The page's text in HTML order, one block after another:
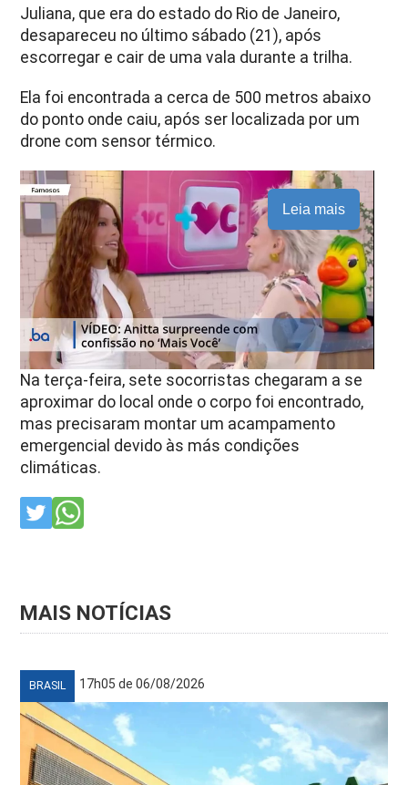
Juliana, que era do estado do Rio de Janeiro,
desapareceu no último sábado (21), após
escorregar e cair de uma vala durante a trilha.
Ela foi encontrada a cerca de 500 metros abaixo
do ponto onde caiu, após ser localizada por um
drone com sensor térmico.
Leia mais
Na terça-feira, sete socorristas chegaram a se
aproximar do local onde o corpo foi encontrado,
mas precisaram montar um acampamento
emergencial devido às más condições
climáticas.
MAIS NOTÍCIAS
BRASIL 17h05 de 06/08/2026